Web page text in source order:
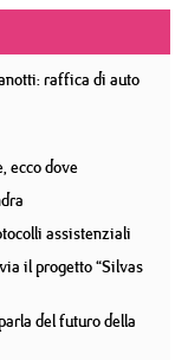
raffica di auto
ecco dove
assistenziali
il progetto “Silvas
del futuro della